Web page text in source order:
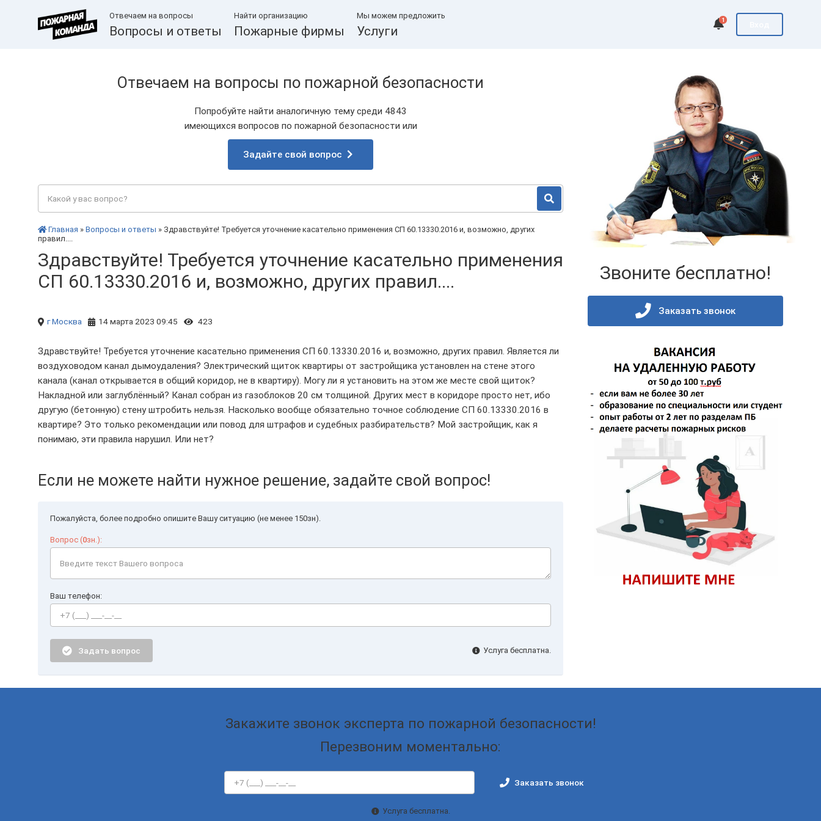
Отвечаем на вопросы
Вопросы и ответы
Найти организацию
Пожарные фирмы
Мы можем предложить
Услуги
1
Отвечаем на вопросы по пожарной безопасности
Попробуйте найти аналогичную тему среди 4843
имеющихся вопросов по пожарной безопасности или
Задайте свой вопрос
Главная » Вопросы и ответы » Здравствуйте! Требуется уточнение касательно применения СП 60.13330.2016 и, возможно, других
правил....
Здравствуйте! Требуется уточнение касательно применения
СП 60.13330.2016 и, возможно, других правил....
г Москва 14 марта 2023 09:45 423
Здравствуйте! Требуется уточнение касательно применения СП 60.13330.2016 и, возможно, других правил. Является ли
воздуховодом канал дымоудаления? Электрический щиток квартиры от застройщика установлен на стене этого
канала (канал открывается в общий коридор, не в квартиру). Могу ли я установить на этом же месте свой щиток?
Накладной или заглублённый? Канал собран из газоблоков 20 см толщиной. Других мест в коридоре просто нет, ибо
другую (бетонную) стену штробить нельзя. Насколько вообще обязательно точное соблюдение СП 60.13330.2016 в
квартире? Это только рекомендации или повод для штрафов и судебных разбирательств? Мой застройщик, как я
понимаю, эти правила нарушил. Или нет?
Если не можете найти нужное решение, задайте свой вопрос!
Пожалуйста, более подробно опишите Вашу ситуацию (не менее 150зн).
Вопрос (0зн.):
Ваш телефон:
Задать вопрос Услуга бесплатна.
Звоните бесплатно!
Заказать звонок
Закажите звонок эксперта по пожарной безопасности!
Перезвоним моментально:
Заказать звонок
Услуга бесплатна.